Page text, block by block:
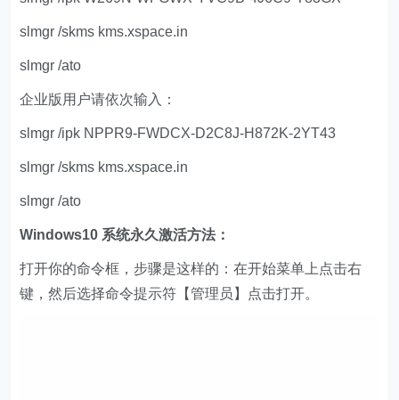
slmgr /skms kms.xspace.in
slmgr /ato
企业版用户请依次输入：
slmgr /ipk NPPR9-FWDCX-D2C8J-H872K-2YT43
slmgr /skms kms.xspace.in
slmgr /ato
Windows10 系统永久激活方法：
打开你的命令框，步骤是这样的：在开始菜单上点击右
键，然后选择命令提示符【管理员】点击打开。